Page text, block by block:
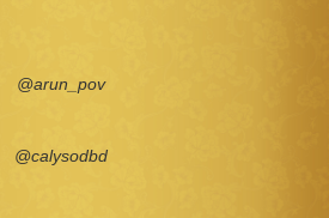
@arun_pov
@calysodbd